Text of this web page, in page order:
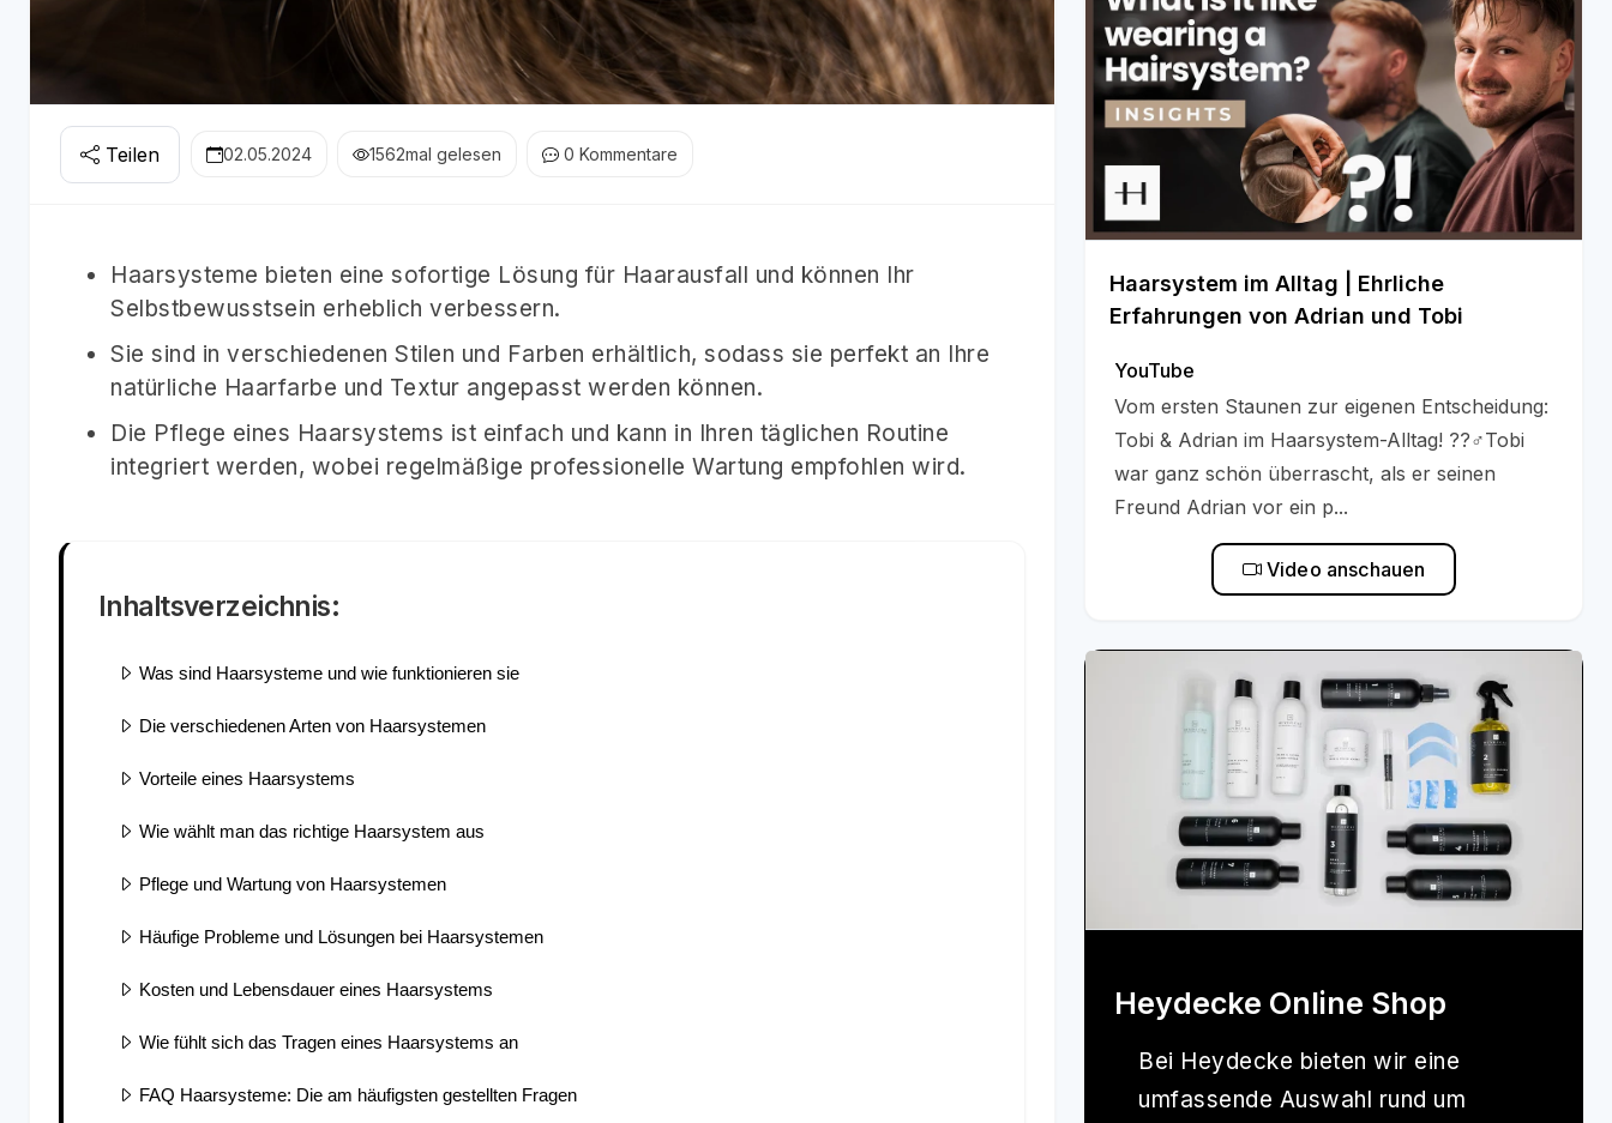
Teilen 02.05.2024 1562mal gelesen 0 Kommentare
Haarsysteme bieten eine sofortige Lösung für Haarausfall und können Ihr
Selbstbewusstsein erheblich verbessern.
Sie sind in verschiedenen Stilen und Farben erhältlich, sodass sie perfekt an Ihre
natürliche Haarfarbe und Textur angepasst werden können.
Die Pflege eines Haarsystems ist einfach und kann in Ihren täglichen Routine
integriert werden, wobei regelmäßige professionelle Wartung empfohlen wird.
Inhaltsverzeichnis:
Was sind Haarsysteme und wie funktionieren sie
Die verschiedenen Arten von Haarsystemen
Vorteile eines Haarsystems
Wie wählt man das richtige Haarsystem aus
Pflege und Wartung von Haarsystemen
Häufige Probleme und Lösungen bei Haarsystemen
Kosten und Lebensdauer eines Haarsystems
Wie fühlt sich das Tragen eines Haarsystems an
FAQ Haarsysteme: Die am häufigsten gestellten Fragen
Haarsystem im Alltag | Ehrliche
Erfahrungen von Adrian und Tobi
YouTube
Vom ersten Staunen zur eigenen Entscheidung:
Tobi & Adrian im Haarsystem-Alltag! ??‍♂️Tobi
war ganz schön überrascht, als er seinen
Freund Adrian vor ein p...
Video anschauen
Heydecke Online Shop
Bei Heydecke bieten wir eine
umfassende Auswahl rund um